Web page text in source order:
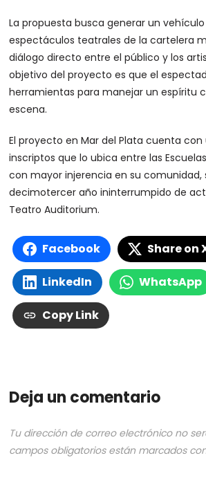
La propuesta busca generar un
espectáculos teatrales de la cartelera
diálogo directo entre el público y los
objetivo del proyecto es que el
herramientas para manejar un espíritu
escena.
El proyecto en Mar del Plata cuenta
inscriptos que lo ubica entre las
con mayor injerencia en su comunidad,
decimotercer año ininterrumpido de
Teatro Auditorium.
Facebook Share on
LinkedIn WhatsApp
Copy Link
Deja un comentario
Tu dirección de correo electrónico no
campos obligatorios están marcados